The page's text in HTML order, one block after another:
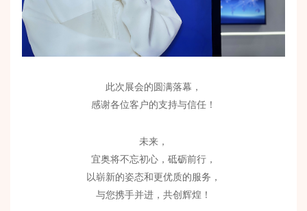
此次展会的圆满落幕，
感谢各位客户的支持与信任！
未来，
宜奥将不忘初心，砥砺前行，
以崭新的姿态和更优质的服务，
与您携手并进，共创辉煌！